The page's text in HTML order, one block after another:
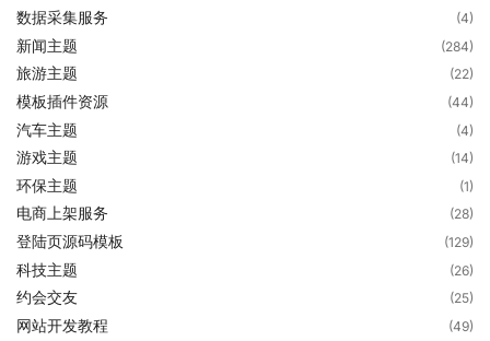
数据采集服务 (4)
新闻主题 (284)
旅游主题 (22)
模板插件资源 (44)
汽车主题 (4)
游戏主题 (14)
环保主题 (1)
电商上架服务 (28)
登陆页源码模板 (129)
科技主题 (26)
约会交友 (25)
网站开发教程 (49)